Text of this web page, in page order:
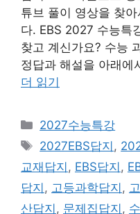
튜브 풀이 영상을 찾
다. EBS 2027 수능특
찾고 계신가요? 수능
정답과 해설을 아래
더 읽기
카
테
리
2027수능특강
태
그
2027EBS답지 ,
교재답지 , EBS답지 ,
답지 , 고등과학답지 ,
산답지 , 문제집답지 ,